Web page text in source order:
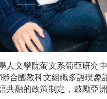
人文學院葡文系葡亞研究
聯合國教科文組織多語現
共融的政策制定，鼓勵亞